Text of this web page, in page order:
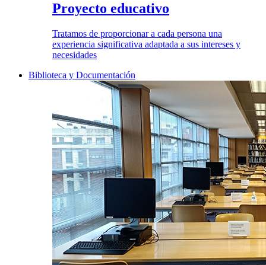
Proyecto educativo
Tratamos de proporcionar a cada persona una
experiencia significativa adaptada a sus intereses y
necesidades
Biblioteca y Documentación